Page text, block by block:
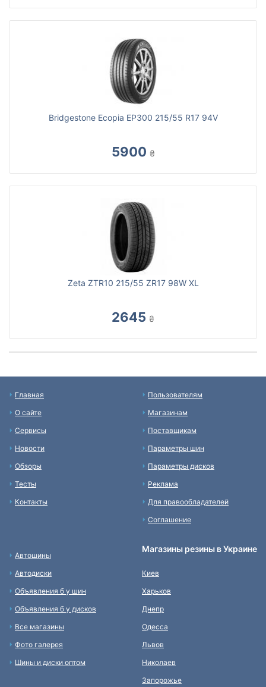
Bridgestone Ecopia EP300 215/55 R17 94V
5900 ₴
Zeta ZTR10 215/55 ZR17 98W XL
2645 ₴
Главная
О сайте
Сервисы
Новости
Обзоры
Тесты
Контакты
Пользователям
Магазинам
Поставщикам
Параметры шин
Параметры дисков
Реклама
Для правообладателей
Соглашение
Автошины
Автодиски
Объявления б у шин
Объявления б у дисков
Все магазины
Фото галерея
Шины и диски оптом
Магазины резины в Украине
Киев
Харьков
Днепр
Одесса
Львов
Николаев
Запорожье